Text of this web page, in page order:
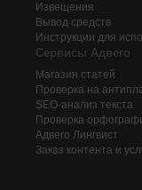
Извещения
Вывод средств
Инструкции для
Сервисы Адвего
Магазин статей
Проверка на
SEO-анализ текста
Проверка
Адвего Лингвист
Заказ контента и